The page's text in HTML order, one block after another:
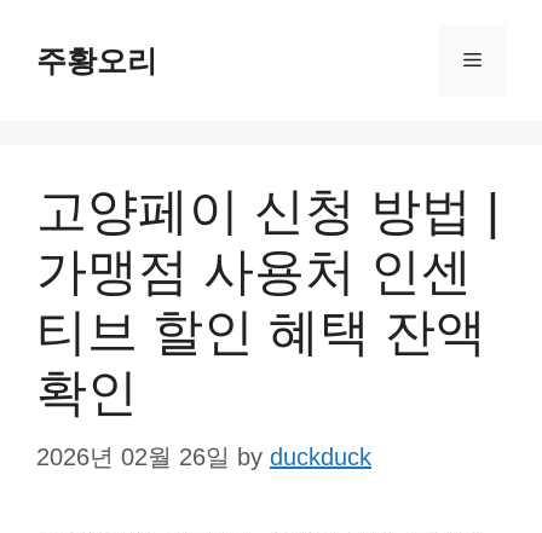
주황오리 Menu
고양페이 신청 방법 |
가맹점 사용처 인센
티브 할인 혜택 잔액
확인
2026년 02월 26일 by duckduck